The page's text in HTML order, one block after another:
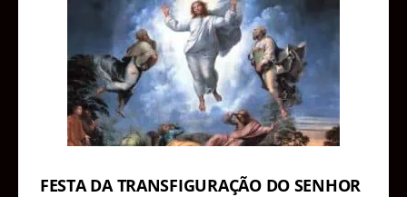
FESTA DA TRANSFIGURAÇÃO DO SENHOR